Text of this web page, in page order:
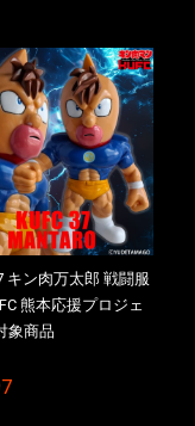
キン肉万太郎 戦闘服
熊本応援プロジェ
象商品